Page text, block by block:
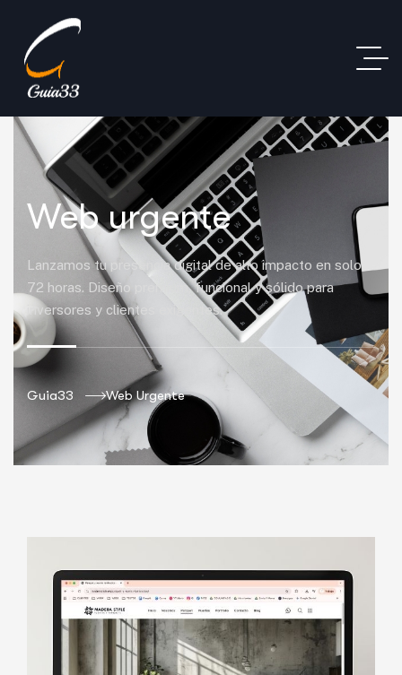
Web urgente
Lanzamos tu presencia digital de alto impacto en solo
72 horas. Diseño premium, funcional y sólido para
inversores y clientes exigentes.
Guia33 Web Urgente